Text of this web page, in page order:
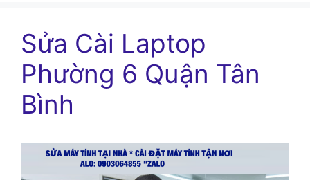
Sửa Cài Laptop
Phường 6 Quận Tân
Bình